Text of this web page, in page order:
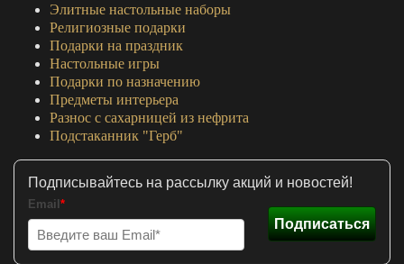
Элитные настольные наборы
Религиозные подарки
Подарки на праздник
Настольные игры
Подарки по назначению
Предметы интерьера
Разнос с сахарницей из нефрита
Подстаканник "Герб"
Подписывайтесь на рассылку акций и новостей!
Email *
Подписаться